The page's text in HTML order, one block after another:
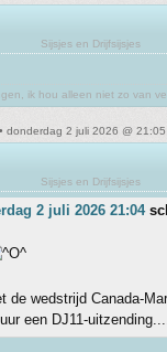
Sijsjes en Drijfsijsjes
ik hou alleen niet zo van
• donderdag 2 juli 2026 @ 21:05
Sijsjes en Drijfsijsjes
2 juli 2026 21:04
de wedstrijd Canada-
een DJ11-uitzending....